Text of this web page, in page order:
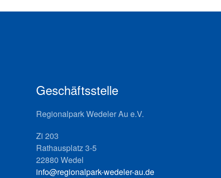
Geschäftsstelle
Regionalpark Wedeler Au e.V.
Zi 203
Rathausplatz 3-5
22880 Wedel
info@regionalpark-wedeler-au.de